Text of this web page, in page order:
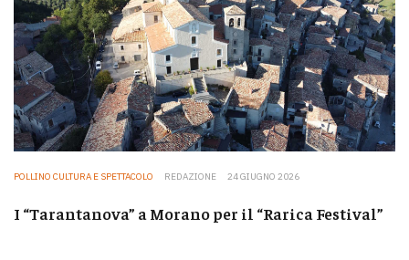
POLLINO CULTURA E SPETTACOLO REDAZIONE 24 GIUGNO 2026
I “Tarantanova” a Morano per il “Rarica Festival”